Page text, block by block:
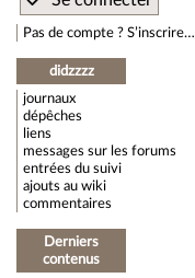
Pas de compte ? S’inscrire…
didzzzz
journaux
dépêches
liens
messages sur les forums
entrées du suivi
ajouts au wiki
commentaires
Derniers
contenus